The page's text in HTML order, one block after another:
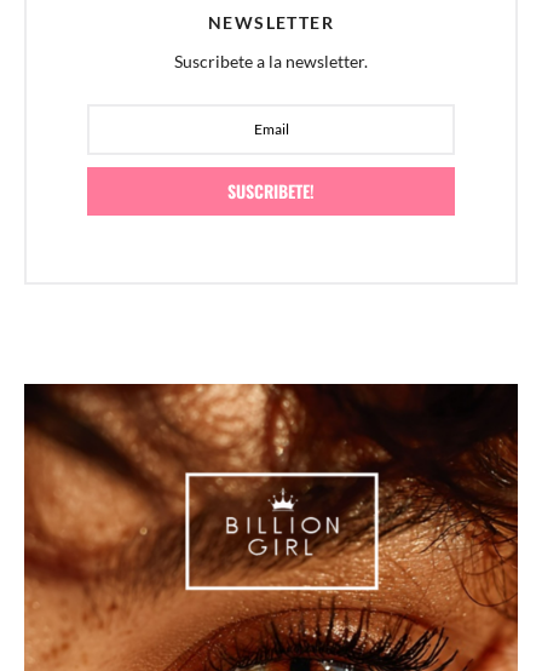
NEWSLETTER
Suscribete a la newsletter.
SUSCRIBETE!